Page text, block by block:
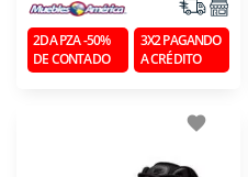
2DA PZA -50%
DE CONTADO
3X2 PAGANDO
A CRÉDITO
favorite